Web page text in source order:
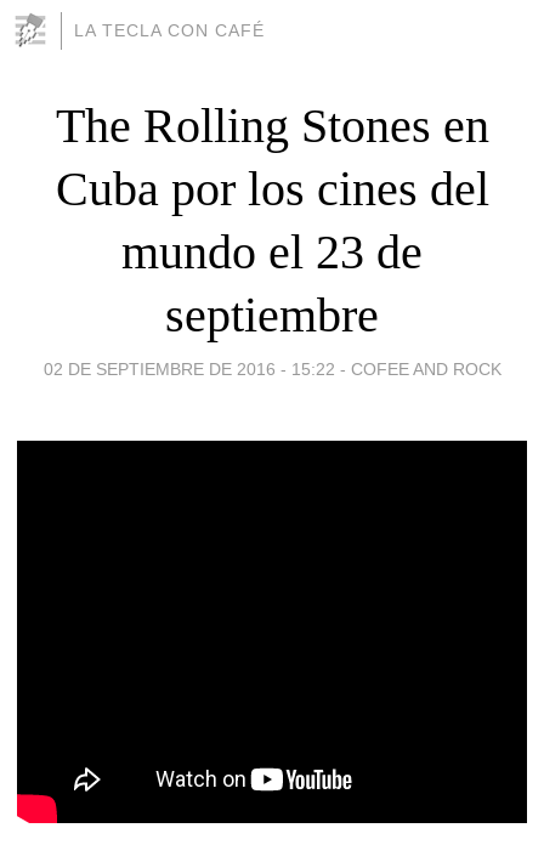
LA TECLA CON CAFÉ
The Rolling Stones en
Cuba por los cines del
mundo el 23 de
septiembre
02 DE SEPTIEMBRE DE 2016 - 15:22 - COFEE AND ROCK